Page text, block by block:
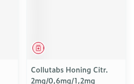
Geneesmiddel
Collutabs Honing Citr.
2mg/0,6mg/1,2mg